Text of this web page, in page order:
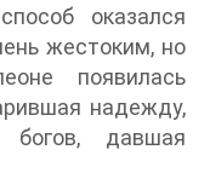
оказался
жестоким, но
появилась
надежду,
богов, давшая